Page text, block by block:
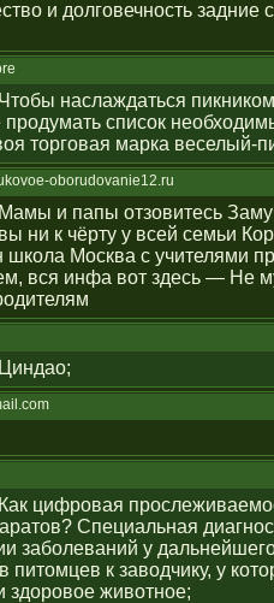
и долговечность задние
наслаждаться
список
торговая марка веселый-
oborudovanie12.ru
и папы отзовитесь
ни к чёрту у всей семьи
Москва с учителями
вся инфа вот здесь — Не
цифровая
Специальная
заболеваний у
к заводчику, у
здоровое животное;